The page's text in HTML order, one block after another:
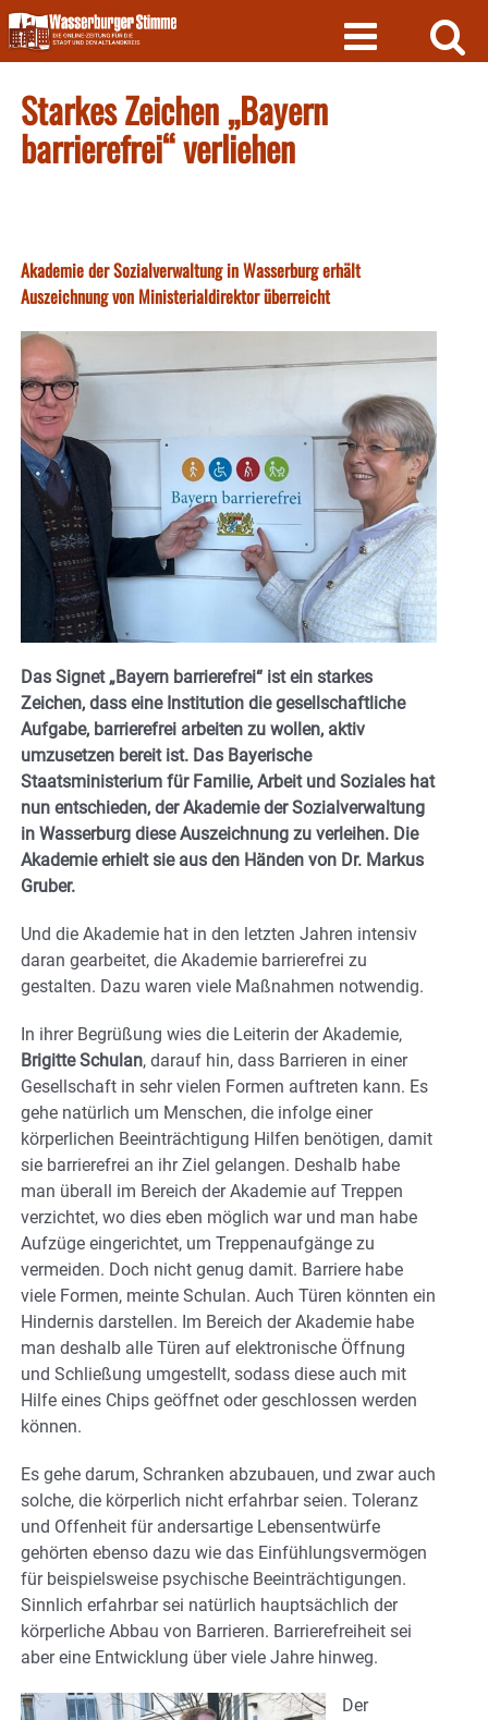
Skip
to
content
Starkes Zeichen „Bayern
barrierefrei“ verliehen
Akademie der Sozialverwaltung in Wasserburg erhält
Auszeichnung von Ministerialdirektor überreicht
Das Signet „Bayern barrierefrei“ ist ein starkes
Zeichen, dass eine Institution die gesellschaftliche
Aufgabe, barrierefrei arbeiten zu wollen, aktiv
umzusetzen bereit ist. Das Bayerische
Staatsministerium für Familie, Arbeit und Soziales hat
nun entschieden, der Akademie der Sozialverwaltung
in Wasserburg diese Auszeichnung zu verleihen. Die
Akademie erhielt sie aus den Händen von Dr. Markus
Gruber.
Und die Akademie hat in den letzten Jahren intensiv
daran gearbeitet, die Akademie barrierefrei zu
gestalten. Dazu waren viele Maßnahmen notwendig.
In ihrer Begrüßung wies die Leiterin der Akademie,
Brigitte Schulan, darauf hin, dass Barrieren in einer
Gesellschaft in sehr vielen Formen auftreten kann. Es
gehe natürlich um Menschen, die infolge einer
körperlichen Beeinträchtigung Hilfen benötigen, damit
sie barrierefrei an ihr Ziel gelangen. Deshalb habe
man überall im Bereich der Akademie auf Treppen
verzichtet, wo dies eben möglich war und man habe
Aufzüge eingerichtet, um Treppenaufgänge zu
vermeiden. Doch nicht genug damit. Barriere habe
viele Formen, meinte Schulan. Auch Türen könnten ein
Hindernis darstellen. Im Bereich der Akademie habe
man deshalb alle Türen auf elektronische Öffnung
und Schließung umgestellt, sodass diese auch mit
Hilfe eines Chips geöffnet oder geschlossen werden
können.
Es gehe darum, Schranken abzubauen, und zwar auch
solche, die körperlich nicht erfahrbar seien. Toleranz
und Offenheit für andersartige Lebensentwürfe
gehörten ebenso dazu wie das Einfühlungsvermögen
für beispielsweise psychische Beeinträchtigungen.
Sinnlich erfahrbar sei natürlich hauptsächlich der
körperliche Abbau von Barrieren. Barrierefreiheit sei
aber eine Entwicklung über viele Jahre hinweg.
Der